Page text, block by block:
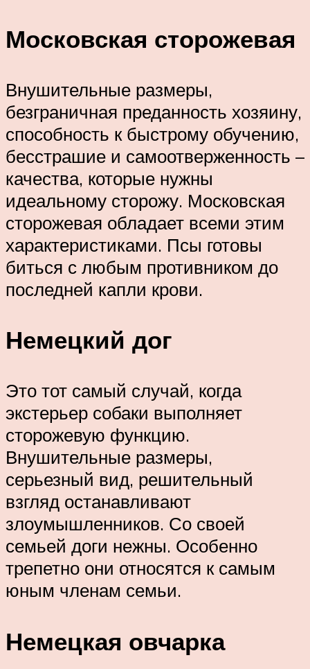
Московская сторожевая
Внушительные размеры,
безграничная преданность хозяину,
способность к быстрому обучению,
бесстрашие и самоотверженность –
качества, которые нужны
идеальному сторожу. Московская
сторожевая обладает всеми этим
характеристиками. Псы готовы
биться с любым противником до
последней капли крови.
Немецкий дог
Это тот самый случай, когда
экстерьер собаки выполняет
сторожевую функцию.
Внушительные размеры,
серьезный вид, решительный
взгляд останавливают
злоумышленников. Со своей
семьей доги нежны. Особенно
трепетно они относятся к самым
юным членам семьи.
Немецкая овчарка